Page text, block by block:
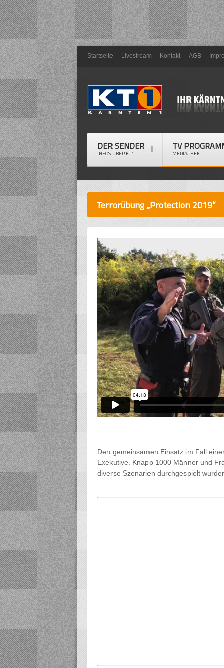
Startseite Livestream Kontakt AGB
DER SENDER
INFOS ÜBER KT1
TV
MEDIATHEK
Terrorübung „Protection 2019“
Den gemeinsamen Einsatz im Fall
Exekutive. Knapp 1000 Männer und
diverse Szenarien durchgespielt